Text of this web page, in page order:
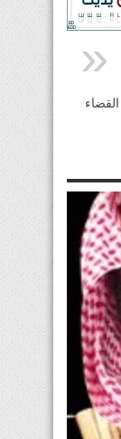
القضاء